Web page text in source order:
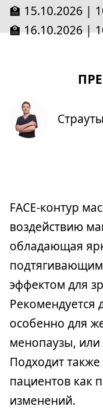
🏫 15.10.2026 |
🏫 16.10.2026 |
FACE-контур
воздействию
обладающая
эффектом для
Рекомендуется
особенно для
менопаузы,
Подходит
пациентов как
изменений.